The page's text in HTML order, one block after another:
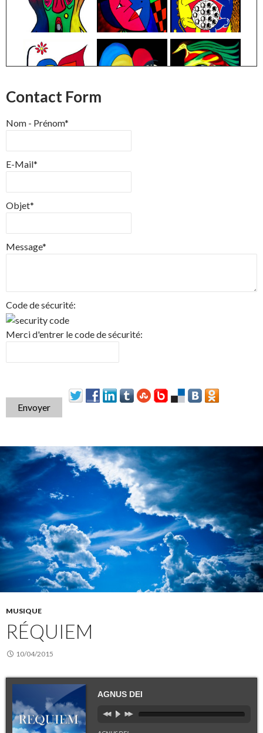
Contact Form
Nom - Prénom*
E-Mail*
Objet*
Message*
Code de sécurité:
Merci d'entrer le code de sécurité:
Envoyer
MUSIQUE
RÉQUIEM
10/04/2015
AGNUS DEI